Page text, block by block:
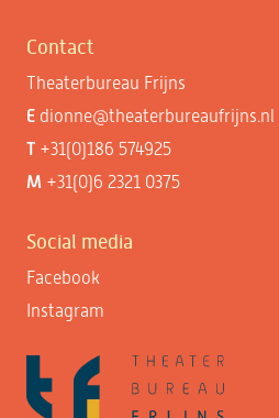
Contact
Theaterbureau Frijns
E dionne@theaterbureaufrijns.nl
T +31(0)186 574925
M +31(0)6 2321 0375
Social media
Facebook
Instagram